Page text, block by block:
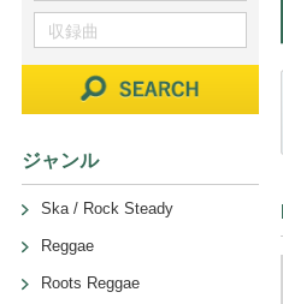
ジャンル
Ska / Rock Steady
Reggae
Roots Reggae